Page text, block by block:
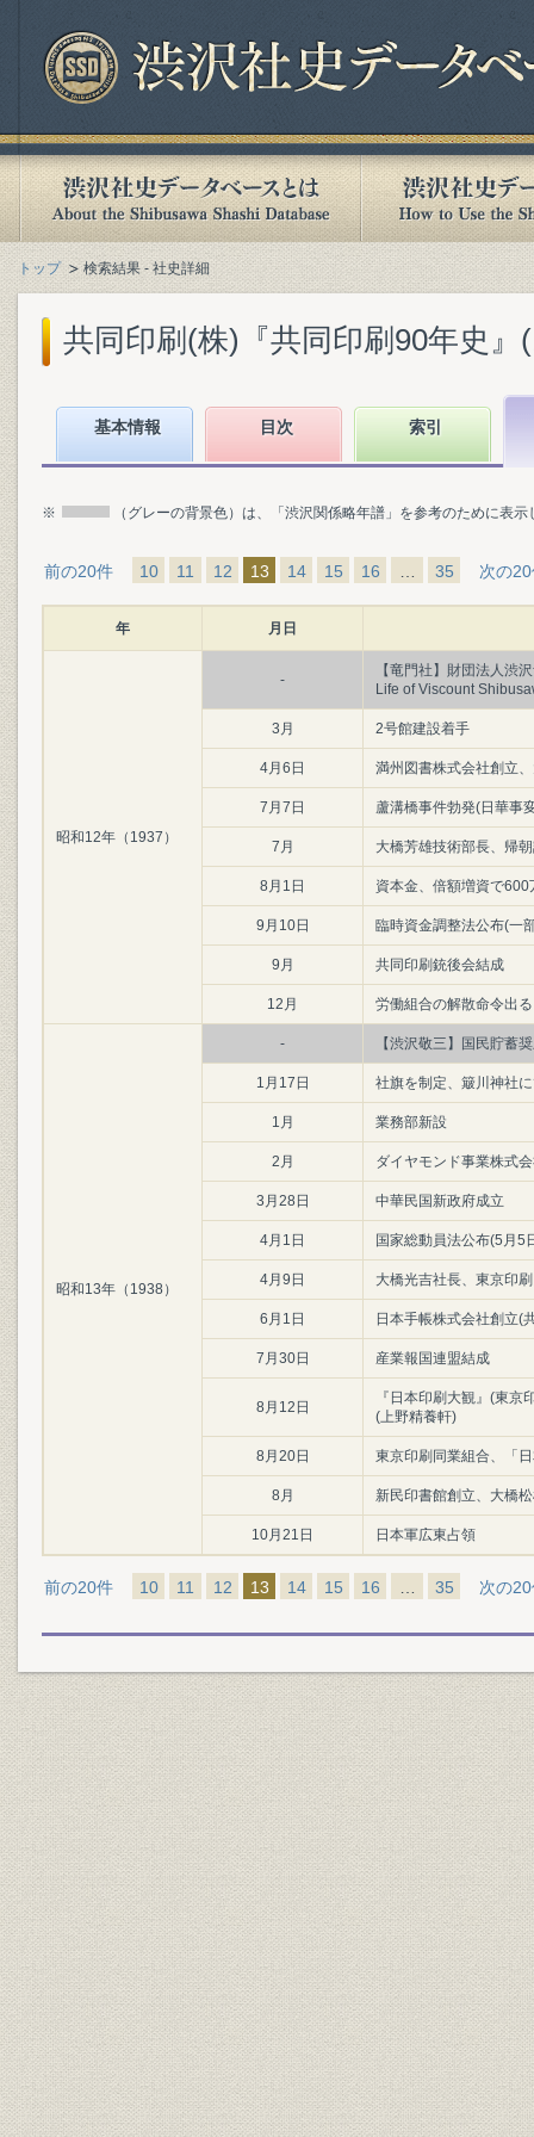
トップ 検索結果 - 社史詳細
共同印刷(株)『共同印刷90年史』
基本情報 目次 索引
※ （グレーの背景色）は、「渋沢関係略年譜」を参考のために表
前の20件 10 11 12 13 14 15 16 35 次の
年 月日
昭和12年（1937）
-
【竜門社】財団法人渋
Life of Viscount
3月 2号館建設着手
4月6日 満州図書株式会社創立
7月7日 蘆溝橋事件勃発(日華事
7月 大橋芳雄技術部長、帰
8月1日 資本金、倍額増資で600
9月10日 臨時資金調整法公布(一
9月 共同印刷銃後会結成
12月 労働組合の解散命令出る
昭和13年（1938）
- 【渋沢敬三】国民貯蓄
1月17日 社旗を制定、簸川神社
1月 業務部新設
2月 ダイヤモンド事業株式
3月28日 中華民国新政府成立
4月1日 国家総動員法公布(5月5
4月9日 大橋光吉社長、東京印
6月1日 日本手帳株式会社創立(
7月30日 産業報国連盟結成
8月12日
『日本印刷大観』(東
(上野精養軒)
8月20日 東京印刷同業組合、「
8月 新民印書館創立、大橋
10月21日 日本軍広東占領
前の20件 10 11 12 13 14 15 16 35 次の